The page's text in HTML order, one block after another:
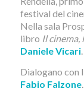
festival del
Nella sala
libro Il cinema,
Daniele Vicari.
Dialogano con
Fabio Falzone.